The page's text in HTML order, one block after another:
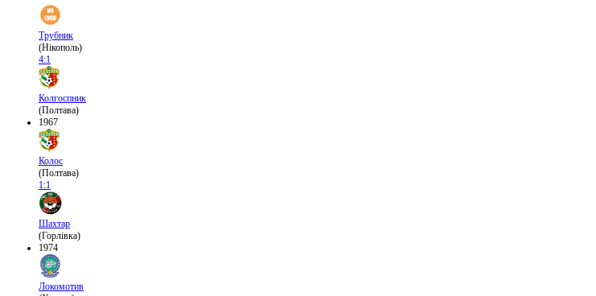
Трубник
(Нікополь)
4:1
Колгоспник
(Полтава)
1967
Колос
(Полтава)
1:1
Шахтар
(Горлівка)
1974
Локомотив